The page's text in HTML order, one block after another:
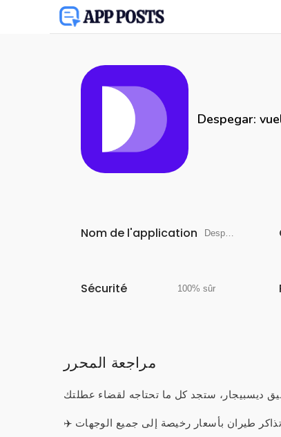
Despegar:
Nom de l'application Despegar: vuelos y hoteles
Sécurité 100% sûr
مراجعة المحرر